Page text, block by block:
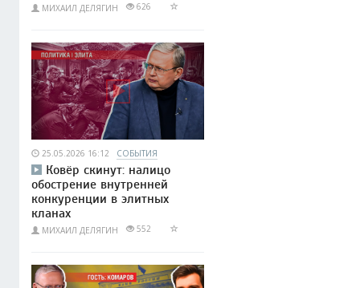
МИХАИЛ ДЕЛЯГИН 626
25.05.2026 16:12 СОБЫТИЯ
Ковёр скинут: налицо
обострение внутренней
конкуренции в элитных
кланах
МИХАИЛ ДЕЛЯГИН 552